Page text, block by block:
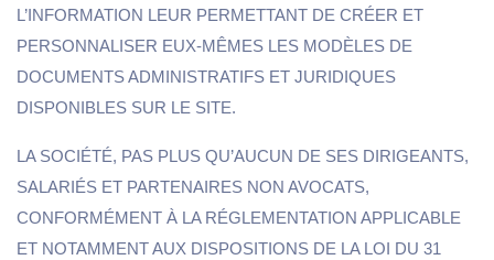
L’INFORMATION LEUR PERMETTANT DE CRÉER ET
PERSONNALISER EUX-MÊMES LES MODÈLES DE
DOCUMENTS ADMINISTRATIFS ET JURIDIQUES
DISPONIBLES SUR LE SITE.
LA SOCIÉTÉ, PAS PLUS QU’AUCUN DE SES DIRIGEANTS,
SALARIÉS ET PARTENAIRES NON AVOCATS,
CONFORMÉMENT À LA RÉGLEMENTATION APPLICABLE
ET NOTAMMENT AUX DISPOSITIONS DE LA LOI DU 31